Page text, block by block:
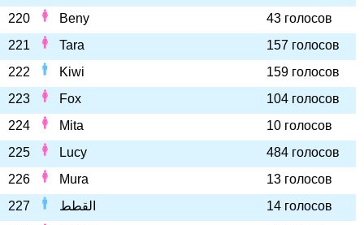
220
Beny
43 голосов
221
Tara
157 голосов
222
Kiwi
159 голосов
223
Fox
104 голосов
224
Mita
10 голосов
225
Lucy
484 голосов
226
Mura
13 голосов
227
القطط
14 голосов